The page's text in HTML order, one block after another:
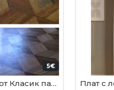
178.95€ (350лв.)
VP-01S